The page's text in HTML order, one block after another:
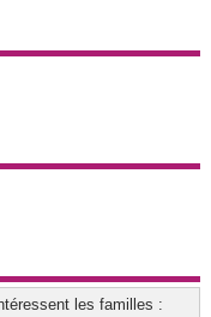
les familles :